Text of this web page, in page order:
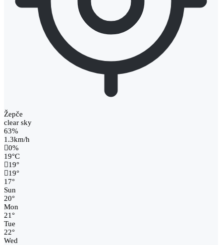
Žepče
clear sky
63%
1.3km/h
0%
19°C
19°
19°
17°
Sun
20°
Mon
21°
Tue
22°
Wed